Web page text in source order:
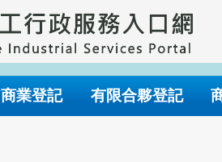
商業登記 有限合夥登記